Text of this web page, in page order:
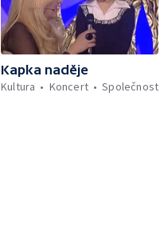
Kapka naděje
Kultura
Koncert Společnost